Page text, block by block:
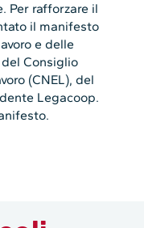
Per rafforzare il
il manifesto
e delle
Consiglio
(CNEL), del
Legacoop.